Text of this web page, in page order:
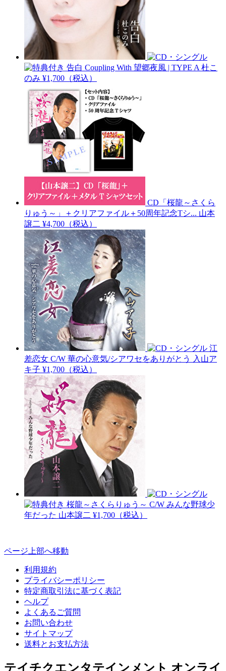
告白 Coupling With 望郷夜風 | TYPE A 杜こ
のみ ¥1,700（税込）
CD「桜龍～さくら
りゅう～」＋クリアファイル＋50周年記念Tシ... 山本
譲二 ¥4,700（税込）
江
差恋女 C/W 華の心意気/シアワセをありがとう
入山ア
キ子 ¥1,700（税込）
桜龍～さくらりゅう～ C/W みんな野球少
年だった 山本譲二 ¥1,700（税込）
ページ上部へ移動
利用規約
プライバシーポリシー
特定商取引法に基づく表記
ヘルプ
よくあるご質問
お問い合わせ
サイトマップ
送料とお支払方法
テイチクエンタテインメント オンライ